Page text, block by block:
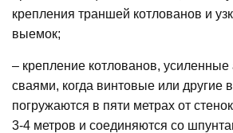
крепления траншей котлованов и
выемок;
– крепление котлованов,
сваями, когда винтовые или другие
погружаются в пяти метрах от
3-4 метров и соединяются со